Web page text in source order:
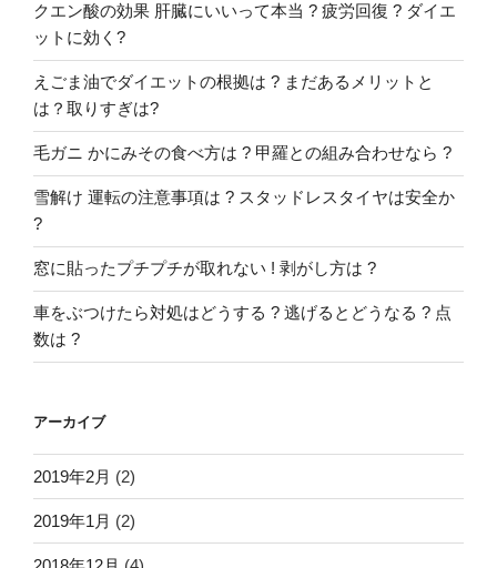
クエン酸の効果 肝臓にいいって本当 ? 疲労回復 ? ダイエ
ットに効く?
えごま油でダイエットの根拠は ? まだあるメリットと
は？取りすぎは?
毛ガニ かにみその食べ方は ? 甲羅との組み合わせなら ?
雪解け 運転の注意事項は ? スタッドレスタイヤは安全か
?
窓に貼ったプチプチが取れない ! 剥がし方は ?
車をぶつけたら対処はどうする ? 逃げるとどうなる ? 点
数は ?
アーカイブ
2019年2月 (2)
2019年1月 (2)